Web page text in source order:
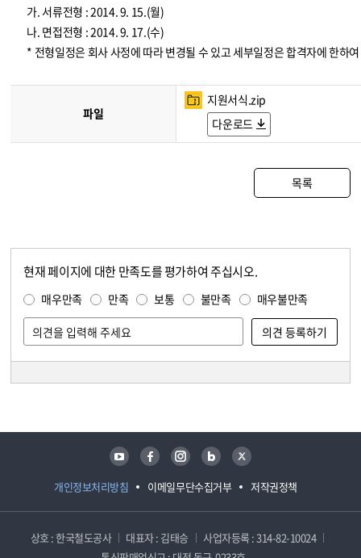
가. 서류전형 : 2014. 9. 15.(월)
나. 면접전형 : 2014. 9. 17.(수)
* 전형일정은 회사 사정에 따라 변경될 수 있고 세부일정은 합격자에 한하
파일
지원서식.zip
다운로드
목록
현재 페이지에 대한 만족도를 평가하여 주십시오.
매우만족 만족 보통 불만족 매우불만족
개인정보처리방침 이메일무단수집거부 저작권정책
유튜브 페이스북 인스타그램 블로그 트위터
상호 : 한국철도공사 대표자 : 김태승
사업자등록 : 314-82-10024